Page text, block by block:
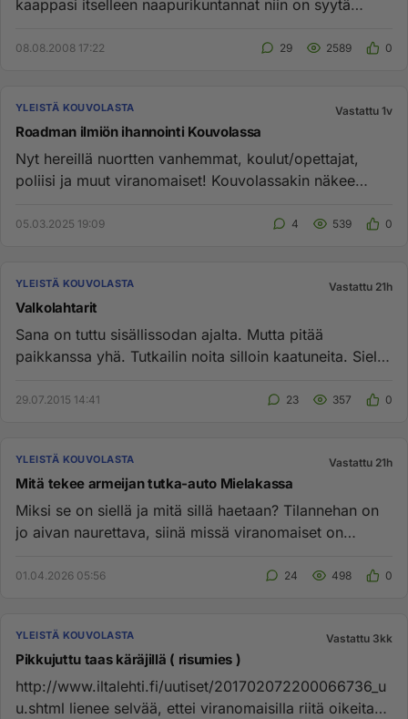
kaappasi itselleen naapurikuntannat niin on syytä
08.08.2008 17:22 29 2589 0
YLEISTÄ KOUVOLASTA Vastattu 1v
Roadman ilmiön ihannointi Kouvolassa
Nyt hereillä nuortten vanhemmat, koulut/opettajat,
poliisi ja muut viranomaiset! Kouvolassakin näkee
05.03.2025 19:09 4 539 0
YLEISTÄ KOUVOLASTA Vastattu 21h
Valkolahtarit
Sana on tuttu sisällissodan ajalta. Mutta pitää
paikkanssa yhä. Tutkailin noita silloin kaatuneita. Siellä
29.07.2015 14:41 23 357 0
YLEISTÄ KOUVOLASTA Vastattu 21h
Mitä tekee armeijan tutka-auto Mielakassa
Miksi se on siellä ja mitä sillä haetaan? Tilannehan on
jo aivan naurettava, siinä missä viranomaiset on
01.04.2026 05:56 24 498 0
YLEISTÄ KOUVOLASTA Vastattu 3kk
Pikkujuttu taas käräjillä ( risumies )
http://www.iltalehti.fi/uutiset/201702072200066736_u
u.shtml lienee selvää, ettei viranomaisilla riitä oikeita